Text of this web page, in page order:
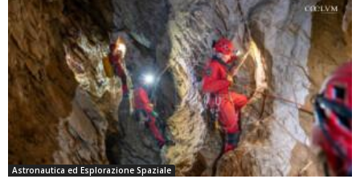
Astronautica ed Esplorazione Spaziale